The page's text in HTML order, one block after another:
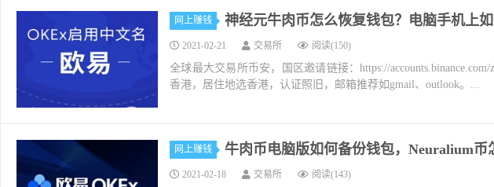
网上赚钱 神经元牛肉币怎么恢复钱包？电脑手机上
2021-02-21 交易所 阅读(150)
全球最大交易所币安，国区邀请链接：https://
香港，居住地选香港，认证照旧，邮箱推荐如gmail、outlook。...
网上赚钱 牛肉币电脑版如何备份钱包，Neuralium
2021-02-18 交易所 阅读(143)